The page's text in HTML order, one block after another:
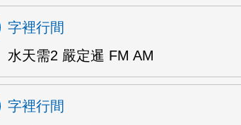
字裡行間
水天需2 嚴定暹 FM AM
字裡行間